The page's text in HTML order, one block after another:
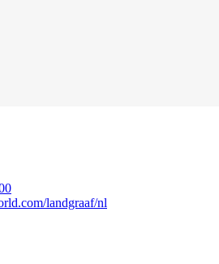
landgraaf/nl